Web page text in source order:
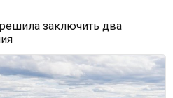
заключить два